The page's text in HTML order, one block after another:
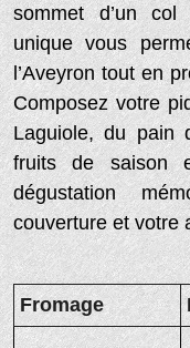
sommet d’un col
unique vous
l’Aveyron tout en
Composez votre
Laguiole, du pain
fruits de saison
dégustation
couverture et votre
Fromage